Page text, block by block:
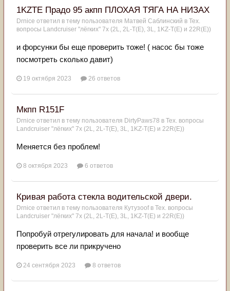
1KZTE Прадо 95 акпп ПЛОХАЯ ТЯГА НА НИЗАХ
Drnice ответил в тему пользователя Матвей Саблинский в Тех.
вопросы Landcruiser "лёгких" 7x (2L, 2L-T(Е), 3L, 1KZ-T(E) и 22R(Е))
и форсунки бы еще проверить тоже! ( насос бы тоже
посмотреть сколько давит)
19 октября 2023 26 ответов
Мкпп R151F
Drnice ответил в тему пользователя DirtyPaws78 в Тех. вопросы
Landcruiser "лёгких" 7x (2L, 2L-T(Е), 3L, 1KZ-T(E) и 22R(Е))
Меняется без проблем!
8 октября 2023 6 ответов
Кривая работа стекла водительской двери.
Drnice ответил в тему пользователя Кутузоofв Тех. вопросы
Landcruiser "лёгких" 7x (2L, 2L-T(Е), 3L, 1KZ-T(E) и 22R(Е))
Попробуй отрегулировать для начала! и вообще
проверить все ли прикручено
24 сентября 2023 8 ответов